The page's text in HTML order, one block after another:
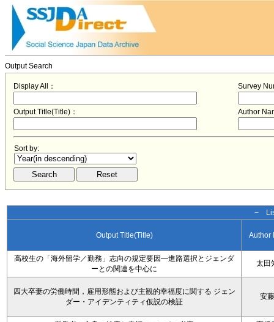
Output Search
Display All： Survey
Output Title(Title)： Author
Sort by:
−
Output Title(Title) Author
高校生の「海外留学／勤務」志向の規定要因―進路選択とジェンダ
ーとの関連を中心に
太田
四大卒妻の労働時間，雇用形態および主観的幸福度に関する ジェン
ダー・アイデンティティ仮説の検証
安